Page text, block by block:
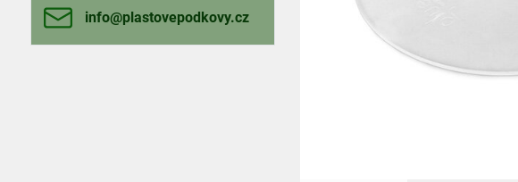
info​@plastovepodkovy​.cz